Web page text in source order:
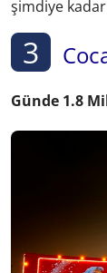
şimdiye
3
Günde 1.8